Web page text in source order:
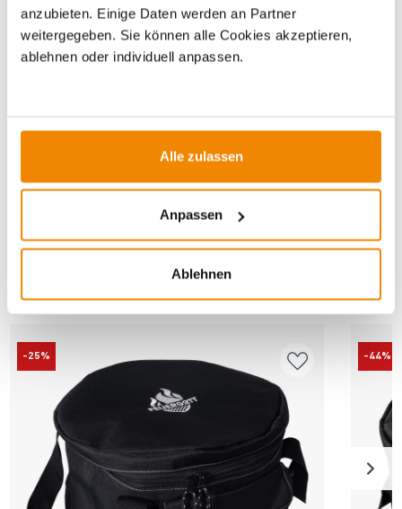
anzubieten. Einige Daten werden an Partner
weitergegeben. Sie können alle Cookies akzeptieren,
ablehnen oder individuell anpassen.
Alle zulassen
Anpassen
Ablehnen
Artikeldatenblatt drucken Frage zum Artikel
ANDERE INTERESSIERTEN SICH AUCH
DAFÜR
-25% -44%